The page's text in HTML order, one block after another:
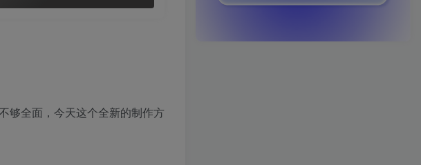
够全面，今天这个全新的制作方